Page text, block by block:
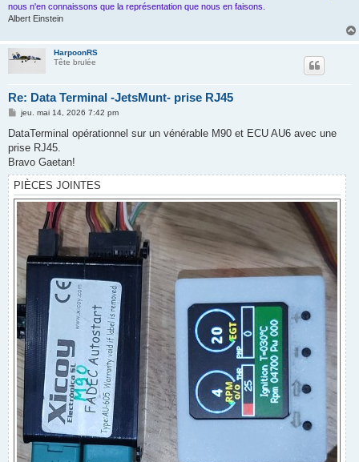
nous n'en connaissons que la représentation que nous en faisons.
Albert Einstein
HarpoonRS
Tête brulée
Re: Data Terminal -JetsMunt- prise RJ45
M
s
a
g
jeu. mai 14, 2026 7:42 pm
DataTerminal opérationnel sur un vénérable M90 et ECU AU6 avec une
prise RJ45.
Bravo Gaetan!
PIÈCES JOINTES